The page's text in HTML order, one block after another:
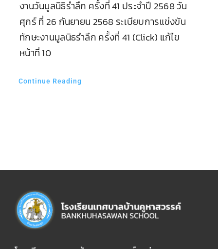
งานวันมูลนิธิรำลึก ครั้งที่ 41 ประจำปี 2568 วัน
ศุกร์ ที่ 26 กันยายน 2568 ระเบียบการแข่งขัน
ทักษะงานมูลนิธรำลึก ครั้งที่ 41 (Click) แก้ไข
หน้าที่ 10
Continue Reading